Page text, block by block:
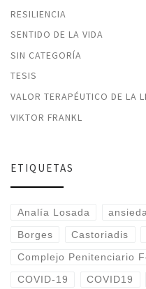
RESILIENCIA
SENTIDO DE LA VIDA
SIN CATEGORÍA
TESIS
VALOR TERAPÉUTICO DE LA
VIKTOR FRANKL
ETIQUETAS
Analía Losada
Borges Castoriadis
Complejo Penitenciario
COVID-19 COVID19